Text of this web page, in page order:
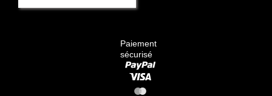
Paiement
sécurisé